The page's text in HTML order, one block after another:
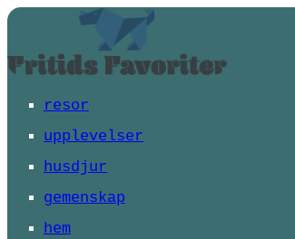
resor
upplevelser
husdjur
gemenskap
hem